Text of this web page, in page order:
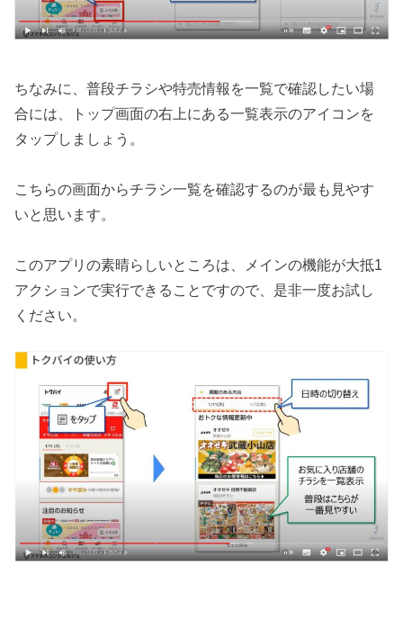
ちなみに、普段チラシや特売情報を一覧で確認したい場
合には、トップ画面の右上にある一覧表示のアイコンを
タップしましょう。
こちらの画面からチラシ一覧を確認するのが最も見やす
いと思います。
このアプリの素晴らしいところは、メインの機能が大抵1
アクションで実行できることですので、是非一度お試し
ください。